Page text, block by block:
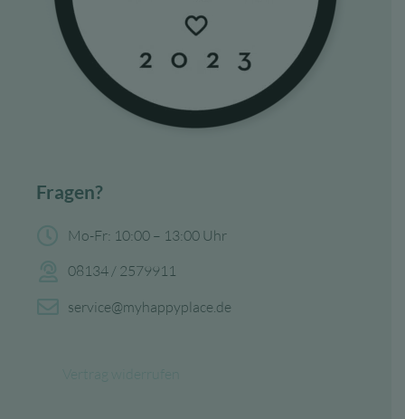
Fragen?
Mo-Fr: 10:00 – 13:00 Uhr
08134 / 2579911
service@myhappyplace.de